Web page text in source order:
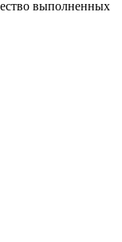
выполненных